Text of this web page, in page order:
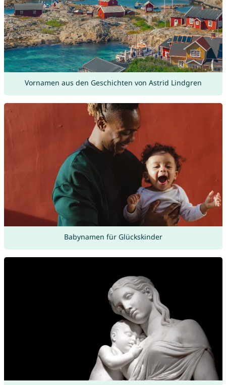
Vornamen aus den Geschichten von Astrid Lindgren
Babynamen für Glückskinder